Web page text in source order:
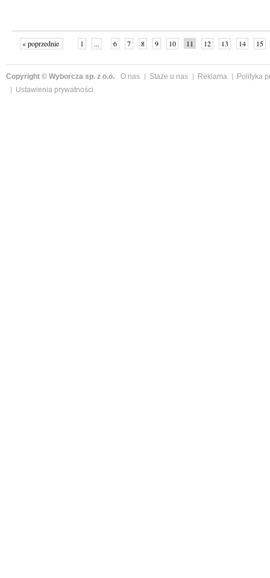
« poprzednie 1 ... 6 7 8 9 10 11 12 13 14 15
Copyright © Wyborcza sp. z o.o. O nas Staże u nas Reklama
Polityka
Ustawienia prywatności